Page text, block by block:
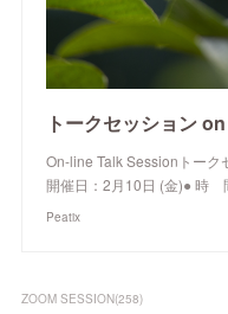
トークセッション
On-line Talk Sessionトーク
開催日：2月10日 (金)● 時
Peatix
ZOOM SESSION(258)